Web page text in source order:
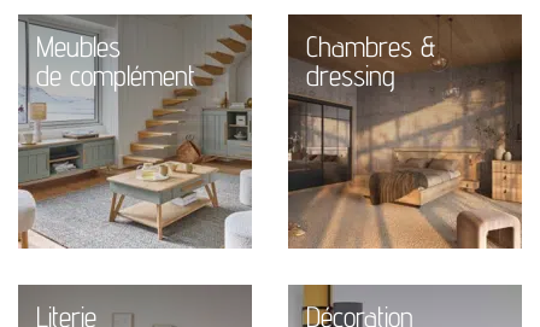
Meubles
de complément
Chambres &
dressing
Literie Décoration